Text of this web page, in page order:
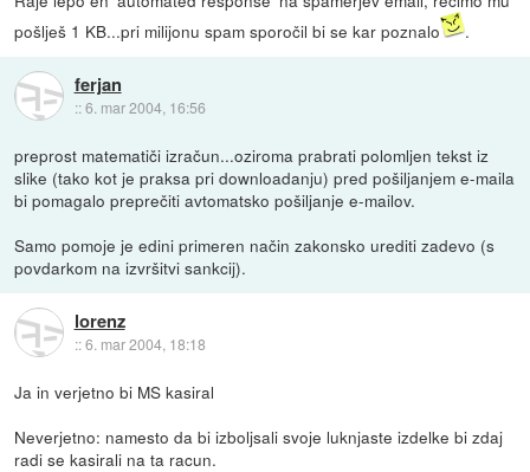
pošlješ 1 KB...pri milijonu spam sporočil bi se kar poznalo
.
ferjan
::6. mar 2004, 16:56
preprost matematiči izračun...oziroma prabrati polomljen tekst iz
slike (tako kot je praksa pri downloadanju) pred pošiljanjem e-maila
bi pomagalo preprečiti avtomatsko pošiljanje e-mailov.
Samo pomoje je edini primeren način zakonsko urediti zadevo (s
povdarkom na izvršitvi sankcij).
lorenz
::6. mar 2004, 18:18
Ja in verjetno bi MS kasiral
Neverjetno: namesto da bi izboljsali svoje luknjaste izdelke bi zdaj
radi se kasirali na ta racun.